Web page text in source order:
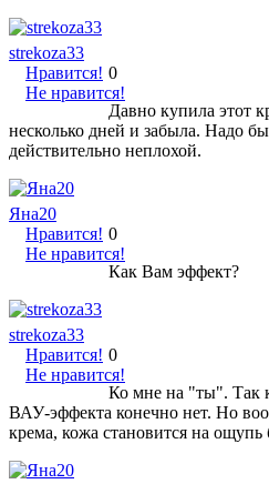
strekoza33
Нравится!
Не нравится!
0
Давно купила этот
несколько дней и забыла. Надо
действительно неплохой.
Яна20
Нравится!
Не нравится!
0
Как Вам эффект?
strekoza33
Нравится!
Не нравится!
0
Ко мне на "ты". Так
ВАУ-эффекта конечно нет. Но
крема, кожа становится на ощупь